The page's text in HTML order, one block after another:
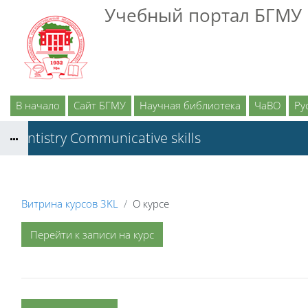
Перейти к основному содержаниюУчебный портал БГМУ
В начало Сайт БГМУ Научная библиотека ЧаВО
Dentistry Communicative skills
Витрина курсов 3KL О курсе
Перейти к записи на курс